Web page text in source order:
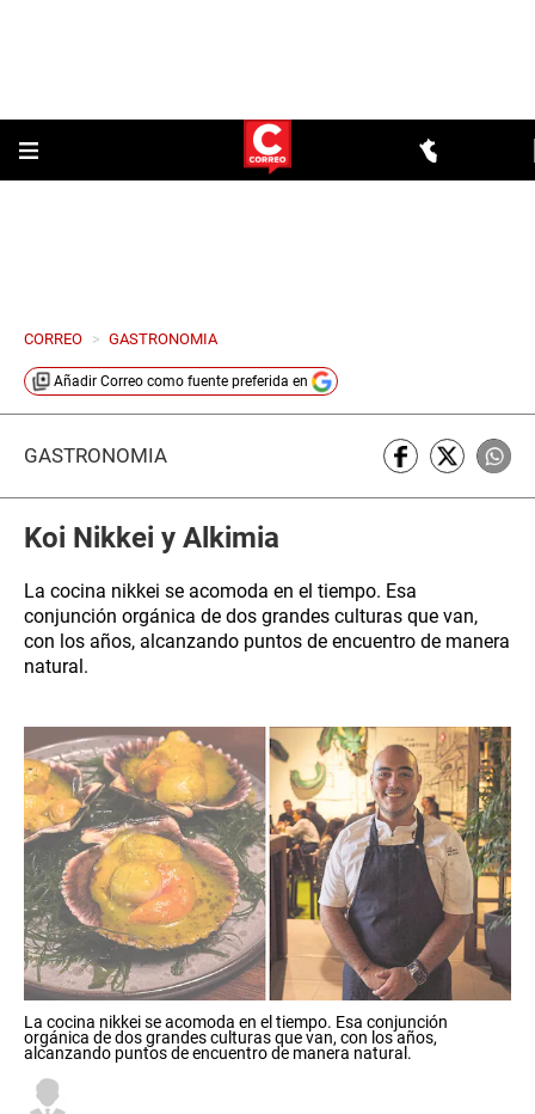
CORREO > GASTRONOMIA
Añadir Correo como fuente preferida en
GASTRONOMÍA
Koi Nikkei y Alkimia
La cocina nikkei se acomoda en el tiempo. Esa
conjunción orgánica de dos grandes culturas que van,
con los años, alcanzando puntos de encuentro de manera
natural.
La cocina nikkei se acomoda en el tiempo. Esa conjunción
orgánica de dos grandes culturas que van, con los años,
alcanzando puntos de encuentro de manera natural.